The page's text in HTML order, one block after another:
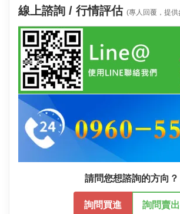
線上諮詢 / 行情評估 (專人回覆，提
請問您想諮詢的方向？
詢問買進 詢問賣出